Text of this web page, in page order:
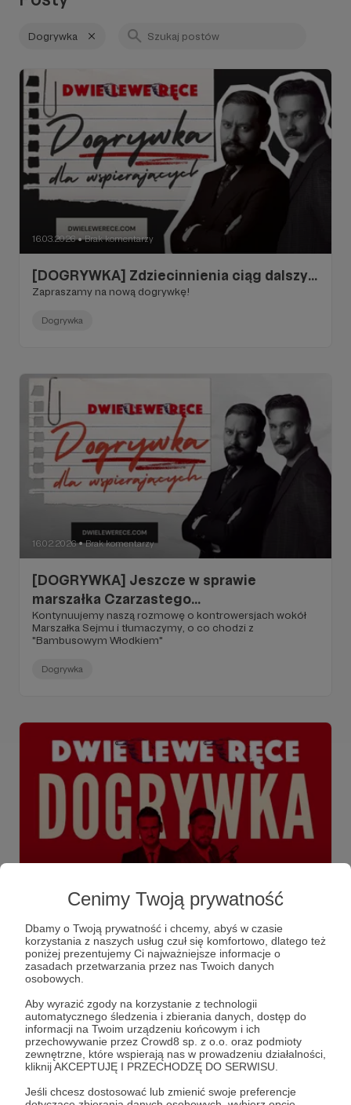
Cenimy Twoją prywatność
Dbamy o Twoją prywatność i chcemy, abyś w czasie
korzystania z naszych usług czuł się komfortowo, dlatego też
poniżej prezentujemy Ci najważniejsze informacje o
zasadach przetwarzania przez nas Twoich danych
osobowych.
Aby wyrazić zgody na korzystanie z technologii
automatycznego śledzenia i zbierania danych, dostęp do
informacji na Twoim urządzeniu końcowym i ich
przechowywanie przez Crowd8 sp. z o.o. oraz podmioty
zewnętrzne, które wspierają nas w prowadzeniu działalności,
kliknij AKCEPTUJĘ I PRZECHODZĘ DO SERWISU.
Jeśli chcesz dostosować lub zmienić swoje preferencje
Dogrywka
16.03.2026 ● Brak komentarzy
[DOGRYWKA] Zdziecinnienia ciąg dalszy...
Zapraszamy na nową dogrywkę!
Dogrywka
16.02.2026 ● Brak komentarzy
[DOGRYWKA] Jeszcze w sprawie
marszałka Czarzastego...
Kontynuujemy naszą rozmowę o kontrowersjach wokół
Marszałka Sejmu i tłumaczymy, o co chodzi z
"Bambusowym Włodkiem"
Dogrywka
29.06.2024 Brak komentarzy
[Tylko dla Patronów] Dogrywka: Rafał
Woś o katolicyzmie, resentymencie,
prawach kobiet, Gierku i PRL
Czy Rafał Woś dał się pociągnąć za język i odpowiedział na
Dogrywka